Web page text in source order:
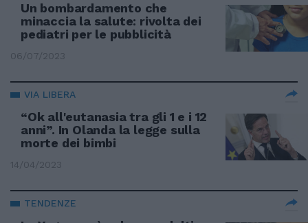
Un bombardamento che
minaccia la salute: rivolta dei
pediatri per le pubblicità
06/07/2023
VIA LIBERA
“Ok all'eutanasia tra gli 1 e i 12
anni”. In Olanda la legge sulla
morte dei bimbi
14/04/2023
TENDENZE